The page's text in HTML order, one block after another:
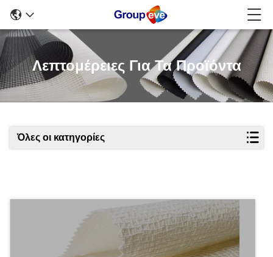
Λεπτομέρειες Για Τα Προϊόντα
Όλες οι κατηγορίες